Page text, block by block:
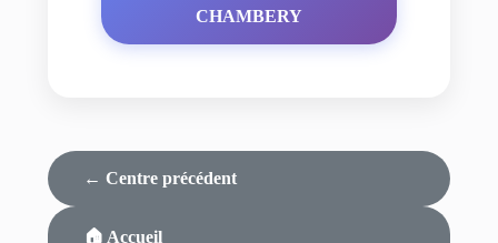
CHAMBERY
← Centre précédent
🏠 Accueil